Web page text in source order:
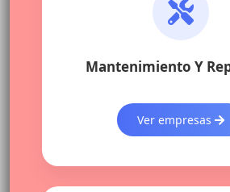
Mantenimiento Y
Ver empresas